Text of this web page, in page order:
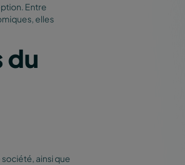
Entre
elles
du
ainsi que